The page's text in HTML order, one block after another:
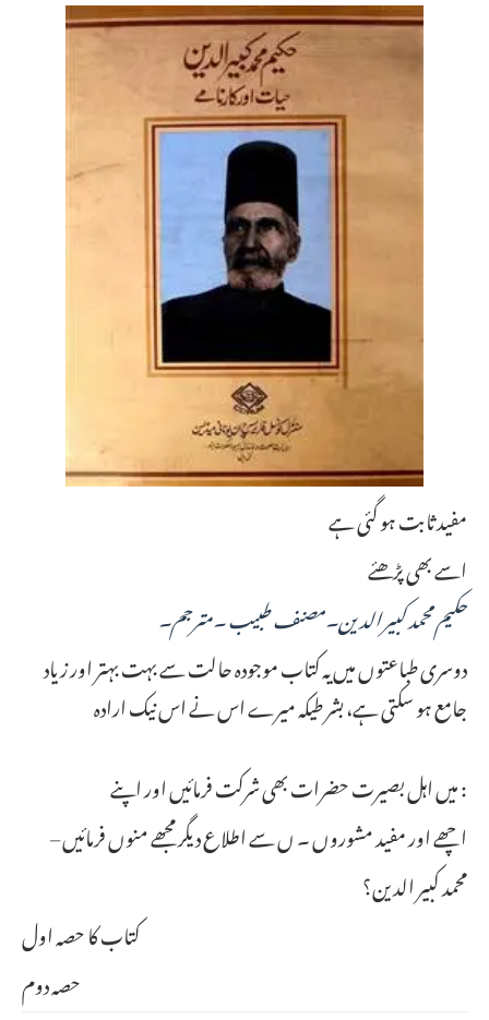
مفید ثابت ہو گئی ہے
اسے بھی پڑھئے
حکیم محمد کبیر الدین۔مصنف طبیب ۔مترجم۔
دوسری طباعتوں میں یہ کتاب موجودہ حالت سے بہت بہتر اور زیاد
جامع ہو سکتی ہے، بشر طیکہ میرے اس نے اس نیک ارادہ
میں اہل بصیرت حضرات بھی شرکت فرمائیں اور اپنے :
– اچھے اور مفید مشوروں ۔ ں سے اطلاع دیگر مجھے منوں فرمائیں
محمد کبیر الدین؟
کتاب کا حصہ اول
حصہ دوم